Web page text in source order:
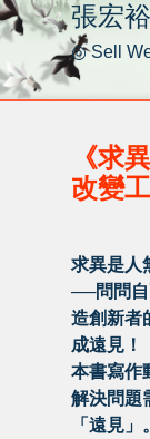
張宏
◎ Sell
《求
改變
求異是人
──問問自
造創新者
成遠見！
本書寫作
解決問題
「遠見」。